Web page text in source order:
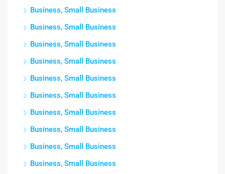
Business, Small Business
Business, Small Business
Business, Small Business
Business, Small Business
Business, Small Business
Business, Small Business
Business, Small Business
Business, Small Business
Business, Small Business
Business, Small Business